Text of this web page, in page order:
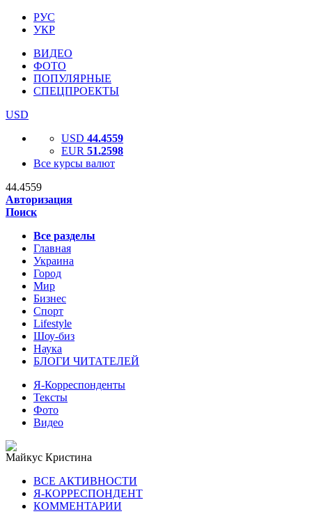
РУС
УКР
ВИДЕО
ФОТО
ПОПУЛЯРНЫЕ
СПЕЦПРОЕКТЫ
USD
USD 44.4559
EUR 51.2598
Все курсы валют
44.4559
Авторизация
Поиск
Все разделы
Главная
Украина
Город
Мир
Бизнес
Спорт
Lifestyle
Шоу-биз
Наука
БЛОГИ ЧИТАТЕЛЕЙ
Я-Корреспонденты
Тексты
Фото
Видео
Майкус Кристина
ВСЕ АКТИВНОСТИ
Я-КОРРЕСПОНДЕНТ
КОММЕНТАРИИ